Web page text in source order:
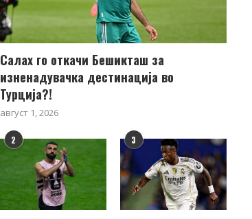
Салах го откачи Бешикташ за
изненадувачка дестинација во
Турција?!
август 1, 2026
2 3